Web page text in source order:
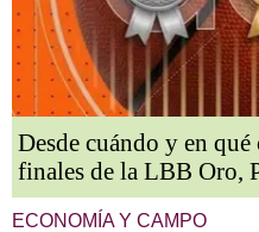
Desde cuándo y en qué
finales de la LBB Oro,
ECONOMÍA Y CAMPO